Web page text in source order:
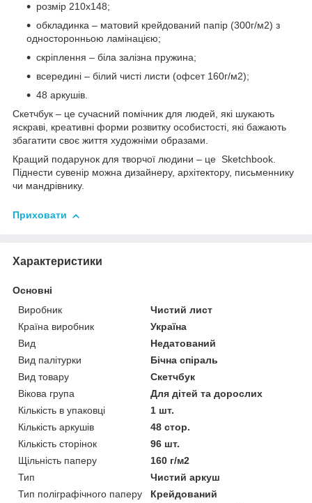
розмір 210х148;
обкладинка – матовий крейдований папір (300г/м2) з
односторонньою ламінацією;
скріплення – біла залізна пружина;
всередині – білий чисті листи (офсет 160г/м2);
48 аркушів.
Скетчбук – це сучасний помічник для людей, які шукають
яскраві, креативні форми розвитку особистості, які бажають
збагатити своє життя художніми образами.
Кращий подарунок для творчої людини – це Sketchbook.
Піднести сувенір можна дизайнеру, архітектору, письменнику
чи мандрівнику.
Приховати
Характеристики
Основні
Виробник
Чистий лист
Країна виробник
Україна
Вид
Недатований
Вид палітурки
Бічна спіраль
Вид товару
Скетчбук
Вікова група
Для дітей та дорослих
Кількість в упаковці
1 шт.
Кількість аркушів
48 стор.
Кількість сторінок
96 шт.
Щільність паперу
160 г/м2
Тип
Чистий аркуш
Тип поліграфічного паперу
Крейдований